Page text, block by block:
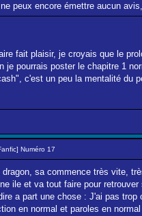
peux encore émettre aucun
fait plaisir, je croyais que le
je pourrais poster le chapitre 1
c'est un peu la mentalité du
Numéro 17
dragon, sa commence très vite,
ile et va tout faire pour
a part une chose : J'ai pas
en normal et paroles en